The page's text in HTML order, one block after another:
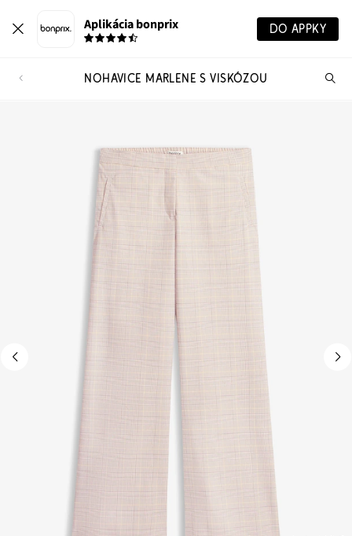
Aplikácia bonprix DO APPKY
NOHAVICE MARLENE S VISKÓZOU